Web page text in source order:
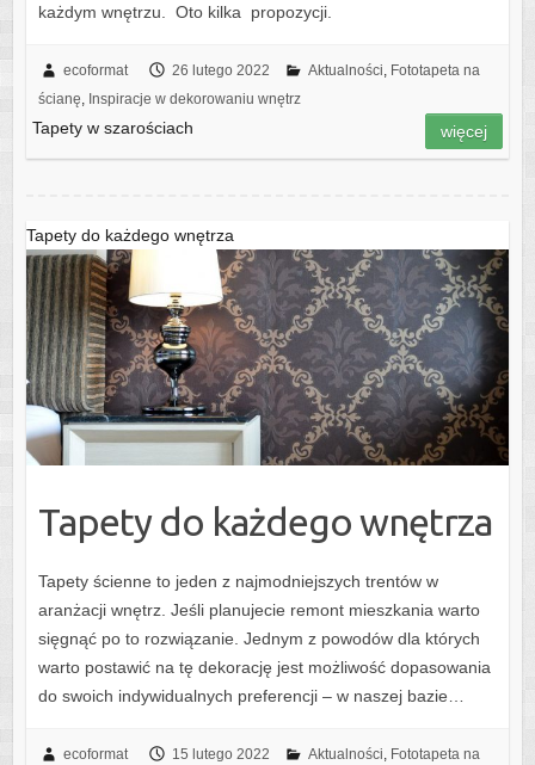
każdym wnętrzu. Oto kilka propozycji.
ecoformat 26 lutego 2022 Aktualności, Fototapeta na
ścianę, Inspiracje w dekorowaniu wnętrz
Tapety w szarościach więcej
Tapety do każdego wnętrza
Tapety do każdego wnętrza
Tapety ścienne to jeden z najmodniejszych trentów w
aranżacji wnętrz. Jeśli planujecie remont mieszkania warto
sięgnąć po to rozwiązanie. Jednym z powodów dla których
warto postawić na tę dekorację jest możliwość dopasowania
do swoich indywidualnych preferencji – w naszej bazie…
ecoformat 15 lutego 2022 Aktualności, Fototapeta na